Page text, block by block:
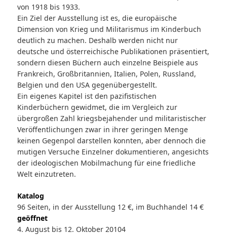
von 1918 bis 1933.
Ein Ziel der Ausstellung ist es, die europäische
Dimension von Krieg und Militarismus im Kinderbuch
deutlich zu machen. Deshalb werden nicht nur
deutsche und österreichische Publikationen präsentiert,
sondern diesen Büchern auch einzelne Beispiele aus
Frankreich, Großbritannien, Italien, Polen, Russland,
Belgien und den USA gegenübergestellt.
Ein eigenes Kapitel ist den pazifistischen
Kinderbüchern gewidmet, die im Vergleich zur
übergroßen Zahl kriegsbejahender und militaristischer
Veröffentlichungen zwar in ihrer geringen Menge
keinen Gegenpol darstellen konnten, aber dennoch die
mutigen Versuche Einzelner dokumentieren, angesichts
der ideologischen Mobilmachung für eine friedliche
Welt einzutreten.
Katalog
96 Seiten, in der Ausstellung 12 €, im Buchhandel 14 €
geöffnet
4. August bis 12. Oktober 20104